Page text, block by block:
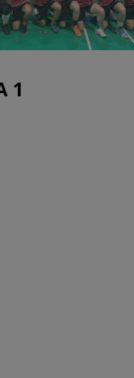
1